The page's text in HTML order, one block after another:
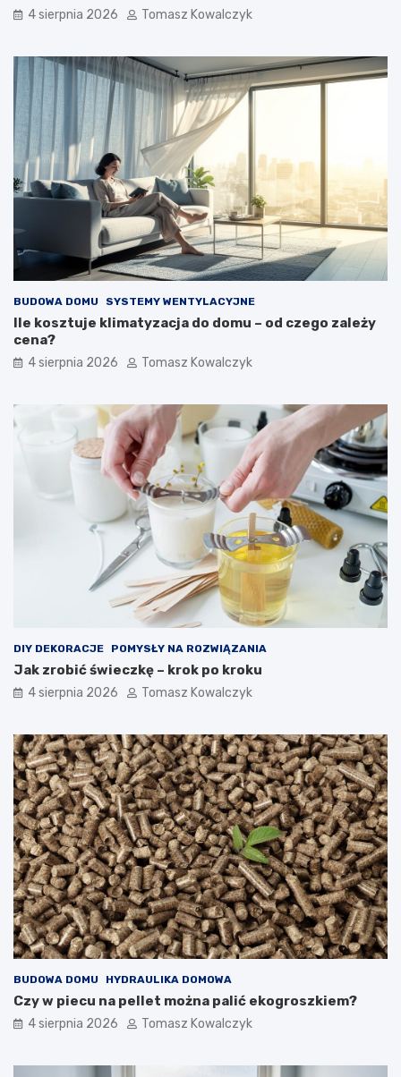
4 sierpnia 2026 Tomasz Kowalczyk
BUDOWA DOMU SYSTEMY WENTYLACYJNE
Ile kosztuje klimatyzacja do domu – od czego zależy
cena?
4 sierpnia 2026 Tomasz Kowalczyk
DIY DEKORACJE POMYSŁY NA ROZWIĄZANIA
Jak zrobić świeczkę – krok po kroku
4 sierpnia 2026 Tomasz Kowalczyk
BUDOWA DOMU HYDRAULIKA DOMOWA
Czy w piecu na pellet można palić ekogroszkiem?
4 sierpnia 2026 Tomasz Kowalczyk